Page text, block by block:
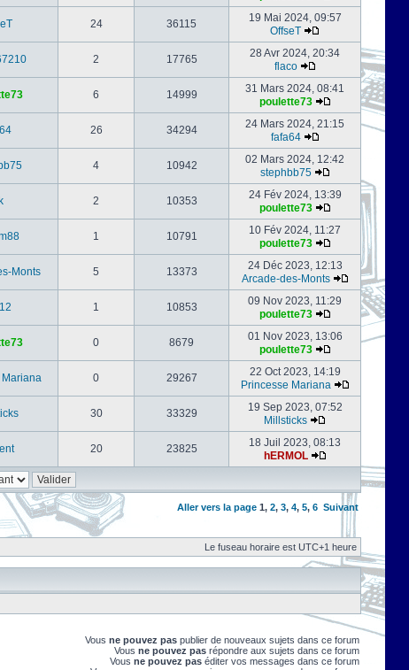
24 36115
19 Mai 2024, 09:57
OffseT
2 17765
28 Avr 2024, 20:34
flaco
6 14999
31 Mars 2024, 08:41
poulette73
26 34294
24 Mars 2024, 21:15
fafa64
4 10942
02 Mars 2024, 12:42
stephbb75
2 10353
24 Fév 2024, 13:39
poulette73
1 10791
10 Fév 2024, 11:27
poulette73
Monts 5 13373
24 Déc 2023, 12:13
Arcade-des-Monts
1 10853
09 Nov 2023, 11:29
poulette73
0 8679
01 Nov 2023, 13:06
poulette73
Mariana 0 29267
22 Oct 2023, 14:19
Princesse Mariana
30 33329
19 Sep 2023, 07:52
Millsticks
20 23825
18 Juil 2023, 08:13
hERMOL
Aller vers la page 1, 2, 3, 4, 5, 6 Suivant
Le fuseau horaire est UTC+1 heure
Vous ne pouvez pas publier de nouveaux sujets dans ce forum
Vous ne pouvez pas répondre aux sujets dans ce forum
Vous ne pouvez pas éditer vos messages dans ce forum